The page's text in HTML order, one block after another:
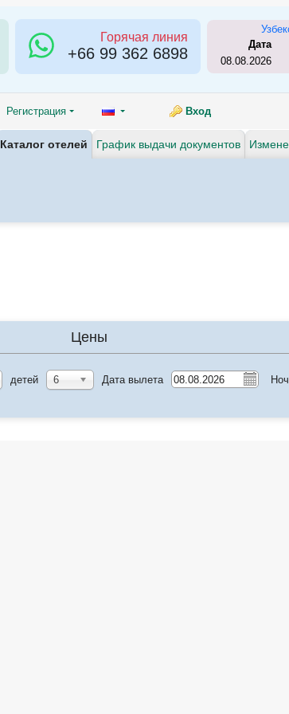
Горячая линия
+66 99 362 6898
Дата
08.08.2026
Регистрация Вход
Каталог отелей График выдачи документов
Цены
детей 6 Дата вылета